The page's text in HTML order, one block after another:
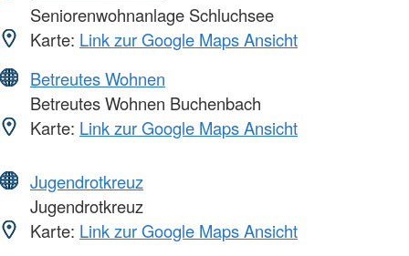
Seniorenwohnanlage Schluchsee
Karte: Link zur Google Maps Ansicht
Betreutes Wohnen
Betreutes Wohnen Buchenbach
Karte: Link zur Google Maps Ansicht
Jugendrotkreuz
Jugendrotkreuz
Karte: Link zur Google Maps Ansicht